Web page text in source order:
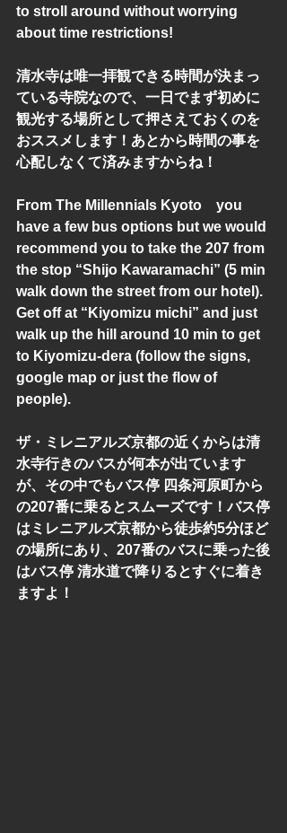
to stroll around without worrying
about time restrictions!
清水寺は唯一拝観できる時間が決まっ
ている寺院なので、一日でまず初めに
観光する場所として押さえておくのを
おススメします！あとから時間の事を
心配しなくて済みますからね！
From The Millennials Kyoto　you
have a few bus options but we would
recommend you to take the 207 from
the stop “Shijo Kawaramachi” (5 min
walk down the street from our hotel).
Get off at “Kiyomizu michi” and just
walk up the hill around 10 min to get
to Kiyomizu-dera (follow the signs,
google map or just the flow of
people).
ザ・ミレニアルズ京都の近くからは清
水寺行きのバスが何本が出ています
が、その中でもバス停 四条河原町から
の207番に乗るとスムーズです！バス停
はミレニアルズ京都から徒歩約5分ほど
の場所にあり、207番のバスに乗った後
はバス停 清水道で降りるとすぐに着き
ますよ！